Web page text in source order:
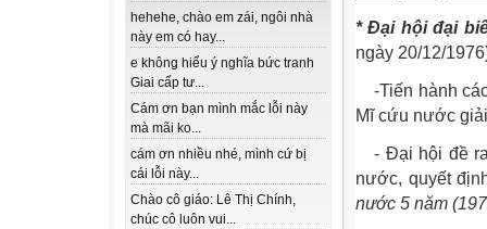
hehehe, chào em zái, ngôi nhà
này em có hay...
e không hiểu ý nghĩa bức tranh
Giai cấp tư...
Cám ơn bạn mình mắc lỗi này
mà mãi ko...
cám ơn nhiều nhé, mình cứ bị
cái lỗi này...
Chào cô giáo: Lê Thị Chính,
chúc cô luôn vui...
* Đại hội đại
ngày 20/12/
-Tiến hành
Mĩ cứu nước
- Đại hội đề
nước, quyết
nước 5 năm